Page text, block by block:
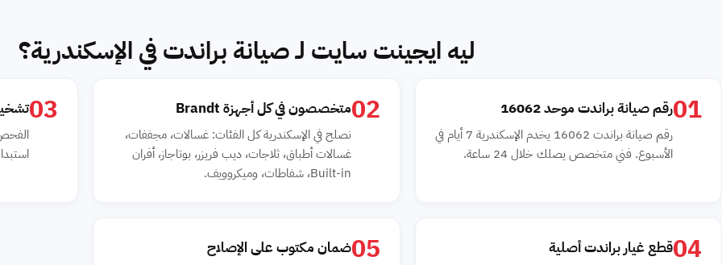
ليه ايجينت سايت لـ صيانة براندت في الإسكندرية؟
01رقم صيانة براندت موحد 16062
رقم صيانة براندت 16062 يخدم الإسكندرية 7 أيام في
الأسبوع. فني متخصص يصلك خلال 24 ساعة.
02متخصصون في كل أجهزة Brandt
نصلح في الإسكندرية كل الفئات: غسالات، مجففات،
غسالات أطباق، ثلاجات، ديب فريزر، بوتاجاز، أفران
Built-in، شفاطات، وميكروويف.
03
04قطع غيار براندت أصلية 05ضمان مكتوب على الإصلاح